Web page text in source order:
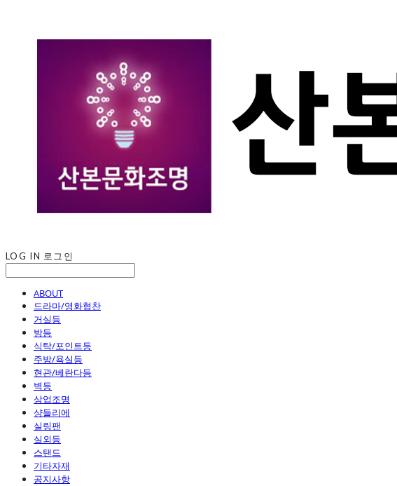
LOG IN 로그인
ABOUT
드라마/영화협찬
거실등
방등
식탁/포인트등
주방/욕실등
현관/베란다등
벽등
상업조명
샹들리에
실링팬
실외등
스탠드
기타자재
공지사항